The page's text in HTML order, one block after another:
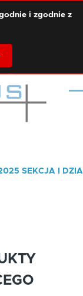
i zgodnie z
SEKCJA I